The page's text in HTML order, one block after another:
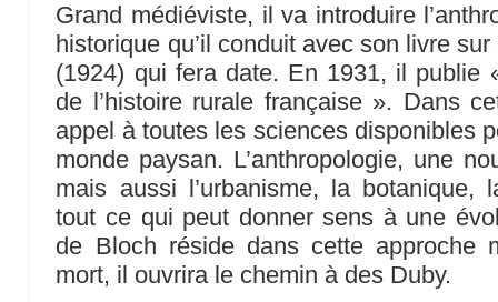
Grand médiéviste, il va introduire
historique qu’il conduit avec son livre
(1924) qui fera date. En 1931, il publie
de l’histoire rurale française ». Dans
appel à toutes les sciences disponibles
monde paysan. L’anthropologie, une
mais aussi l’urbanisme, la botanique,
tout ce qui peut donner sens à une
de Bloch réside dans cette approche
mort, il ouvrira le chemin à des Duby.